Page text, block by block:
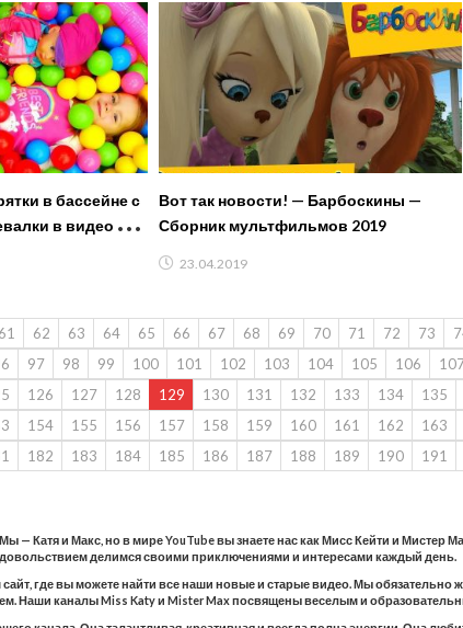
в бассейне с
в видео для
Вот так новости! — Барбоскины —
Сборник мультфильмов 2019
23.04.2019
61 62 63 64 65 66 67 68 69 70 71 72 73
97 98 99 100 101 102 103 104 105 106
126 127 128 129 130 131 132 133 134 135
154 155 156 157 158 159 160 161 162 163
182 183 184 185 186 187 188 189 190 191
— Катя и Макс, но в мире YouTube вы знаете нас как Мисс Кейти и
делимся своими приключениями и интересами каждый день.
где вы можете найти все наши новые и старые видео. Мы
Наши каналы Miss Katy и Mister Max посвящены веселым и